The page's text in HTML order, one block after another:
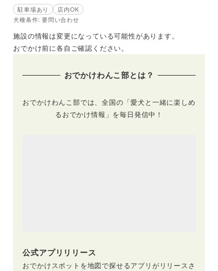
駐車場あり
店内OK
犬種条件: 要問い合わせ
施設の情報は変更になっている可能性があります。
おでかけ前に各自ご確認ください。
おでかけわんこ部とは？
おでかけわんこ部では、全国の「愛犬と一緒に楽しめ
るおでかけ情報」を毎日発信中！
公式アプリリリース
おでかけスポットを地図で探せるアプリがリリースさ